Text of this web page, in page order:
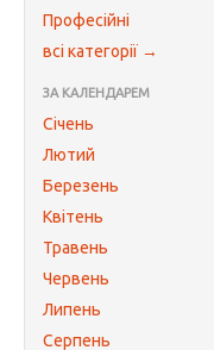
Професійні
всі категорії →
ЗА КАЛЕНДАРЕМ
Січень
Лютий
Березень
Квітень
Травень
Червень
Липень
Серпень